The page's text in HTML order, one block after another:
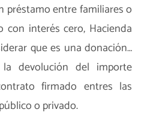
préstamo entre familiares o
con interés cero, Hacienda
que es una donación…
devolución del importe
firmado entres las
o privado.